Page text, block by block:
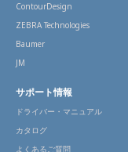
ContourDesign
ZEBRA Technologies
Baumer
JM
サポート情報
ドライバー・マニュアル
カタログ
よくあるご質問